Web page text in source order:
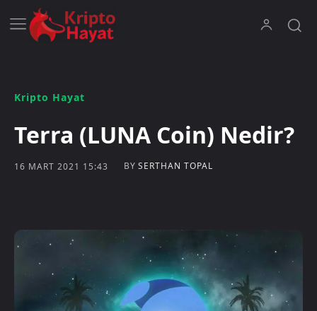
Kripto Hayat
Terra (LUNA Coin) Nedir?
16 MART 2021 15:43 BY SERTHAN TOPAL